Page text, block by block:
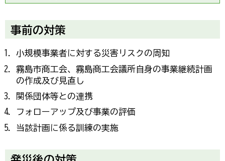
事前の対策
小規模事業者に対する災害リスクの周知
霧島市商工会、霧島商工会議所自身の事業継続計画
の作成及び見直し
関係団体等との連携
フォローアップ及び事業の評価
当該計画に係る訓練の実施